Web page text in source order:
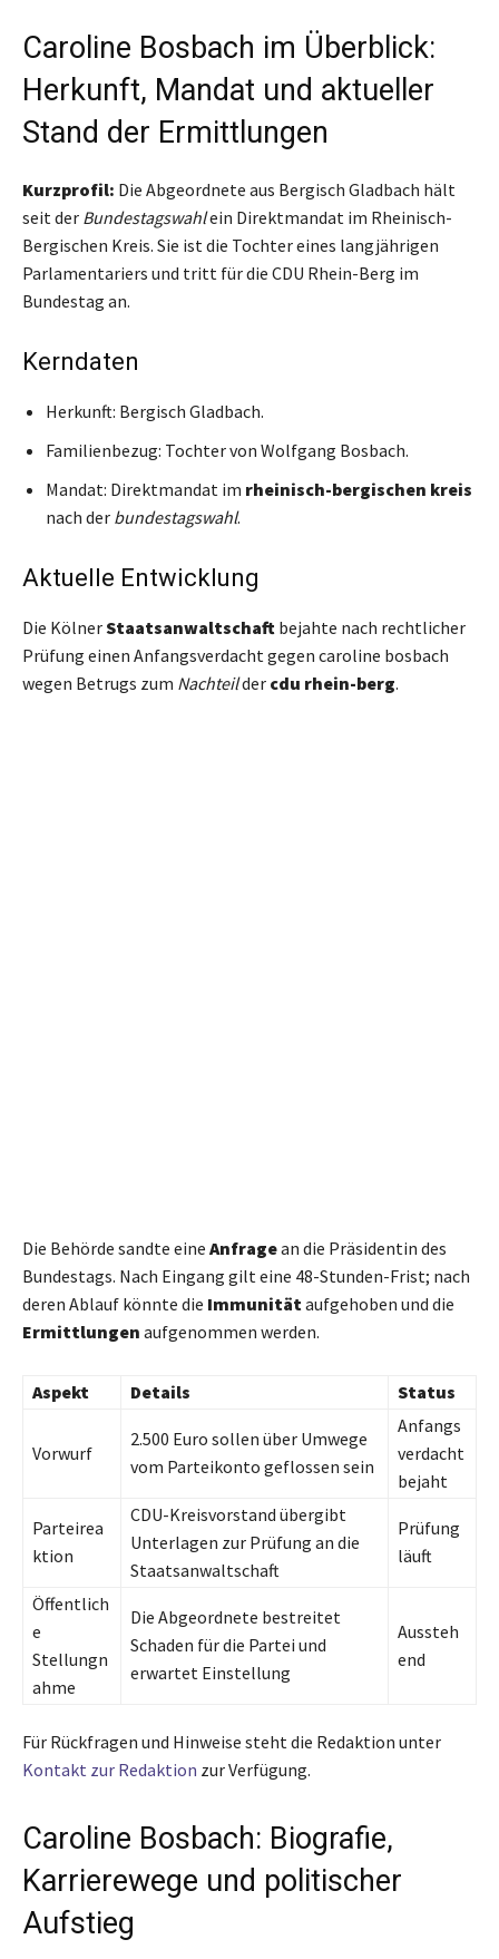
Caroline Bosbach im Überblick:
Herkunft, Mandat und aktueller
Stand der Ermittlungen
Kurzprofil: Die Abgeordnete aus Bergisch Gladbach hält
seit der Bundestagswahlein Direktmandat im Rheinisch-
Bergischen Kreis. Sie ist die Tochter eines langjährigen
Parlamentariers und tritt für die CDU Rhein-Berg im
Bundestag an.
Kerndaten
Herkunft: Bergisch Gladbach.
Familienbezug: Tochter von Wolfgang Bosbach.
Mandat: Direktmandat im rheinisch-bergischen kreis
nach der bundestagswahl.
Aktuelle Entwicklung
Die KölnerStaatsanwaltschaft bejahte nach rechtlicher
Prüfung einen Anfangsverdacht gegen caroline bosbach
wegen Betrugs zum Nachteilder cdu rhein-berg.
Die Behörde sandte eine Anfragean die Präsidentin des
Bundestags. Nach Eingang gilt eine 48-Stunden-Frist; nach
deren Ablauf könnte die Immunitätaufgehoben und die
Ermittlungen aufgenommen werden.
Aspekt Details Status
Vorwurf
2.500 Euro sollen über Umwege
vom Parteikonto geflossen sein
Anfangs
verdacht
bejaht
Parteirea
ktion
CDU-Kreisvorstand übergibt
Unterlagen zur Prüfung an die
Staatsanwaltschaft
Prüfung
läuft
Öffentlich
e
Stellungn
ahme
Die Abgeordnete bestreitet
Schaden für die Partei und
erwartet Einstellung
Aussteh
end
Für Rückfragen und Hinweise steht die Redaktion unter
Kontakt zur Redaktion zur Verfügung.
Caroline Bosbach: Biografie,
Karrierewege und politischer
Aufstieg